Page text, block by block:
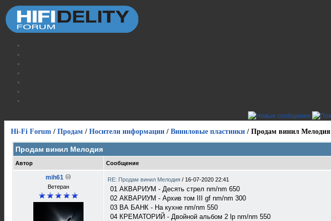
Hi-Fi Forum / Продам / Носители информации / Виниловые пластинки / Продам винил Мелодия
Продам винил Мелодия
Автор Сообщение
mih61
Ветеран
RE: Продам винил Мелодия / 16-07-2020 22:41
01 АКВАРИУМ - Десять стрел nm/nm 650
02 АКВАРИУМ - Архив том III gf nm/nm 300
03 ВА БАНК - На кухне nm/nm 550
04 КРЕМАТОРИЙ - Двойной альбом 2 lp nm/nm 550